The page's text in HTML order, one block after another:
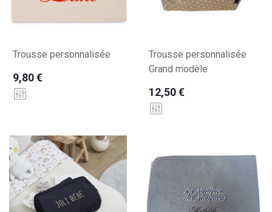
Trousse personnalisée
9,80 €
Trousse personnalisée
Grand modèle
12,50 €